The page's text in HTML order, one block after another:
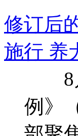
修订后
施行 养
8月
例》